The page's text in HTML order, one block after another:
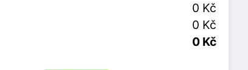
0 Kč
0 Kč
0 Kč